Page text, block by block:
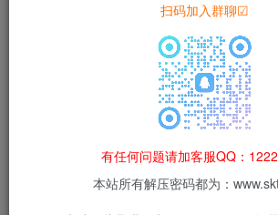
本站资源仅用于学习交流，禁止商业
等非法行为；资源下载后请于 24 小
果由使用者自行承担。
扫码加入群聊☑
有任何问题请加客服QQ：
本站所有解压密码都为：